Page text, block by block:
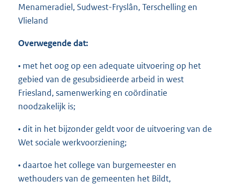
Menameradiel, Sudwest-Fryslân, Terschelling en
Vlieland
Overwegende dat:
• met het oog op een adequate uitvoering op het
gebied van de gesubsidieerde arbeid in west
Friesland, samenwerking en coördinatie
noodzakelijk is;
• dit in het bijzonder geldt voor de uitvoering van de
Wet sociale werkvoorziening;
• daartoe het college van burgemeester en
wethouders van de gemeenten het Bildt,